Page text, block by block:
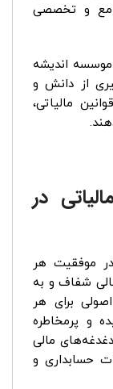
و تخصصی
اندیشه
از دانش و
مالیاتی،
در
موفقیت هر
شفاف و به
برای هر
و پرمخاطره
مالی
حسابداری و